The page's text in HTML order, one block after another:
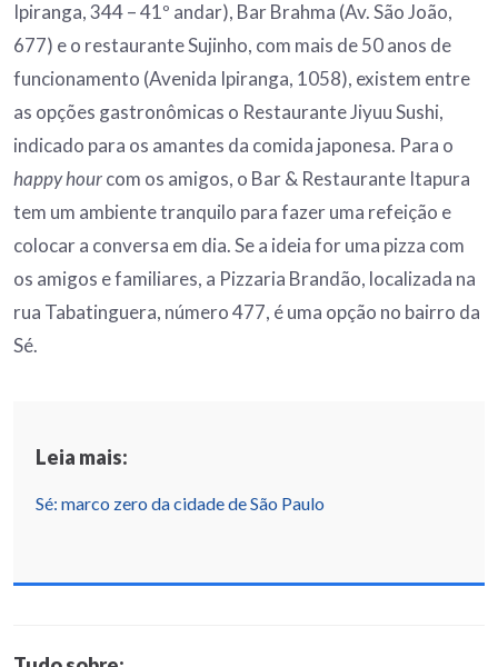
Ipiranga, 344 – 41º andar), Bar Brahma (Av. São João,
677) e o restaurante Sujinho, com mais de 50 anos de
funcionamento (Avenida Ipiranga, 1058), existem entre
as opções gastronômicas o Restaurante Jiyuu Sushi,
indicado para os amantes da comida japonesa. Para o
happy hourcom os amigos, o Bar & Restaurante Itapura
tem um ambiente tranquilo para fazer uma refeição e
colocar a conversa em dia. Se a ideia for uma pizza com
os amigos e familiares, a Pizzaria Brandão, localizada na
rua Tabatinguera, número 477, é uma opção no bairro da
Sé.
Leia mais:
Sé: marco zero da cidade de São Paulo